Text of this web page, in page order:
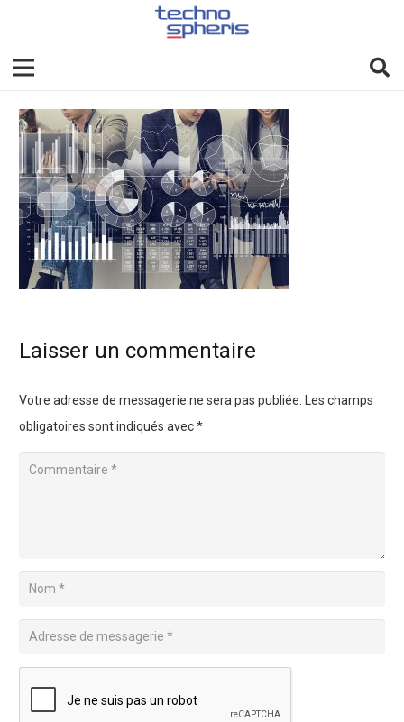
Laisser un commentaire
Votre adresse de messagerie ne sera pas publiée.
Les champs
obligatoires sont indiqués avec*